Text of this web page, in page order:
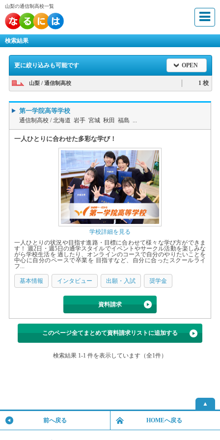
山梨の通信制高校一覧
検索結果
更に絞り込みも可能です OPEN
山梨 / 通信制高校 1 校
第一学院高等学校
通信制高校 /北海道 岩手 宮城 秋田 福島 ...
一人ひとりに合わせた多彩な学び！
学校詳細を見る
一人ひとりの状況や目指す進路・目標に合わせて様々な学び方ができま
す！ 週2日・週5日の通学スタイルでイベントやサークル活動を楽しみな
がら学校生活を 過したり、オンラインのコースで自分のやりたいことを
中心に自分のペースで卒業を 目指すなど、自分に合ったスクールライ
フ...
基本情報 インタビュー 出願・入試 奨学金
資料請求
このページ全てまとめて資料請求リストに追加する
検索結果 1-1 件を表示しています（全1件）
▲
前へ戻る HOMEへ戻る